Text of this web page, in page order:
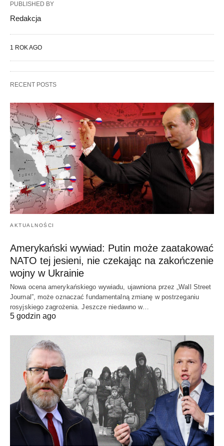
PUBLISHED BY
Redakcja
1 ROK AGO
RECENT POSTS
AKTUALNOŚCI
Amerykański wywiad: Putin może zaatakować
NATO tej jesieni, nie czekając na zakończenie
wojny w Ukrainie
Nowa ocena amerykańskiego wywiadu, ujawniona przez „Wall Street
Journal”, może oznaczać fundamentalną zmianę w postrzeganiu
rosyjskiego zagrożenia. Jeszcze niedawno w…
5 godzin ago